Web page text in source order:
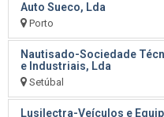
Auto Sueco, Lda
Porto
Nautisado-Sociedade
e Industriais, Lda
Setúbal
Lusilectra-Veículos e